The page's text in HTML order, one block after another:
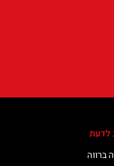
לדעת
ברווה